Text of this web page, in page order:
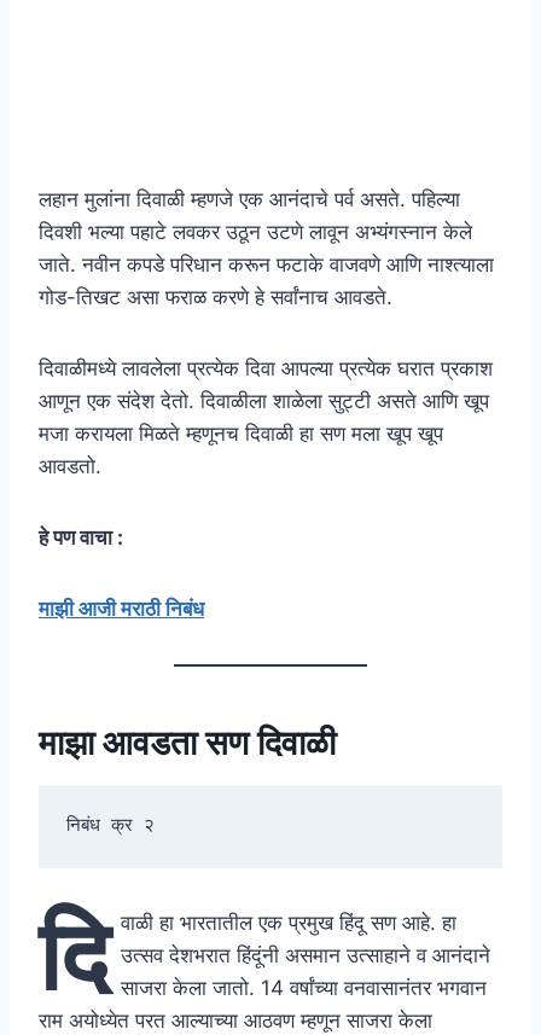
लहान मुलांना दिवाळी म्हणजे एक आनंदाचे पर्व असते. पहिल्या
दिवशी भल्या पहाटे लवकर उठून उटणे लावून अभ्यंगस्नान केले
जाते. नवीन कपडे परिधान करून फटाके वाजवणे आणि नाश्त्याला
गोड-तिखट असा फराळ करणे हे सर्वांनाच आवडते.
दिवाळीमध्ये लावलेला प्रत्येक दिवा आपल्या प्रत्येक घरात प्रकाश
आणून एक संदेश देतो. दिवाळीला शाळेला सुट्टी असते आणि खूप
मजा करायला मिळते म्हणूनच दिवाळी हा सण मला खूप खूप
आवडतो.
हे पण वाचा :
माझी आजी मराठी निबंध
माझा आवडता सण दिवाळी
निबंध क्र २
दि वाळी हा भारतातील एक प्रमुख हिंदू सण आहे. हा
उत्सव देशभरात हिंदूंनी असमान उत्साहाने व आनंदाने
साजरा केला जातो. 14 वर्षांच्या वनवासानंतर भगवान
राम अयोध्येत परत आल्याच्या आठवण म्हणून साजरा केला